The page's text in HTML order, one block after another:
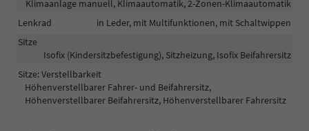
Klimaanlage manuell, Klimaautomatik, 2-Zonen-Klimaautomatik
Lenkrad
in Leder, mit Multifunktionen, mit Schaltwippen
Sitze
Isofix (Kindersitzbefestigung), Sitzheizung, Isofix Beifahrersitz
Sitze: Verstellbarkeit
Höhenverstellbarer Fahrer- und Beifahrersitz,
Höhenverstellbarer Beifahrersitz, Höhenverstellbarer Fahrersitz